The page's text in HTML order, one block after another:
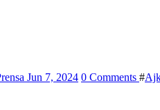
Jun 7, 2024 0 Comments #